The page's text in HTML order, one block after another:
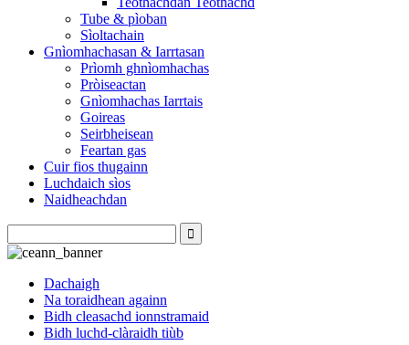
Tube & pìoban
Sìoltachain
Gnìomhachasan & Iarrtasan
Prìomh ghnìomhachas
Pròiseactan
Gnìomhachas Iarrtais
Goireas
Seirbheisean
Feartan gas
Cuir fios thugainn
Luchdaich sìos
Naidheachdan
Dachaigh
Na toraidhean againn
Bidh cleasachd ionnstramaid
Bidh luchd-clàraidh tiùb